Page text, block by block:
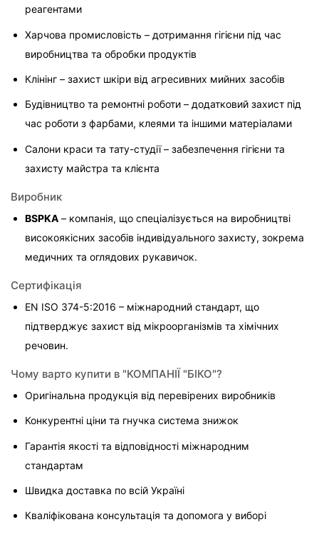
реагентами
Харчова промисловість – дотримання гігієни під час
виробництва та обробки продуктів
Клінінг – захист шкіри від агресивних мийних засобів
Будівництво та ремонтні роботи – додатковий захист під
час роботи з фарбами, клеями та іншими матеріалами
Салони краси та тату-студії – забезпечення гігієни та
захисту майстра та клієнта
Виробник
BSPKA – компанія, що спеціалізується на виробництві
високоякісних засобів індивідуального захисту, зокрема
медичних та оглядових рукавичок.
Сертифікація
EN ISO 374-5:2016 – міжнародний стандарт, що
підтверджує захист від мікроорганізмів та хімічних
речовин.
Чому варто купити в "КОМПАНІЇ "БІКО"?
Оригінальна продукція від перевірених виробників
Конкурентні ціни та гнучка система знижок
Гарантія якості та відповідності міжнародним
стандартам
Швидка доставка по всій Україні
Кваліфікована консультація та допомога у виборі